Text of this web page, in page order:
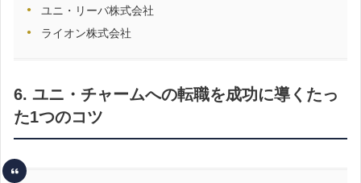
ユニ・リーバ株式会社
ライオン株式会社
6. ユニ・チャームへの転職を成功に導くたっ
た1つのコツ